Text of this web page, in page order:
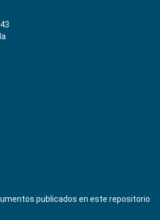
publicados en este repositorio